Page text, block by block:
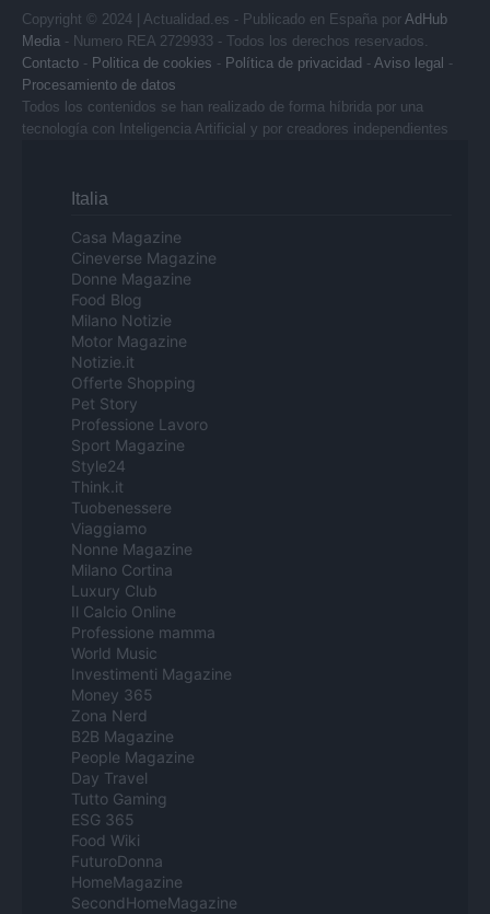
Copyright © 2024 | Actualidad.es - Publicado en España por AdHub
Media - Numero REA 2729933 - Todos los derechos reservados.
Contacto - Politica de cookies - Política de privacidad - Aviso legal -
Procesamiento de datos
Todos los contenidos se han realizado de forma híbrida por una
tecnología con Inteligencia Artificial y por creadores independientes
Italia
Casa Magazine
Cineverse Magazine
Donne Magazine
Food Blog
Milano Notizie
Motor Magazine
Notizie.it
Offerte Shopping
Pet Story
Professione Lavoro
Sport Magazine
Style24
Think.it
Tuobenessere
Viaggiamo
Nonne Magazine
Milano Cortina
Luxury Club
Il Calcio Online
Professione mamma
World Music
Investimenti Magazine
Money 365
Zona Nerd
B2B Magazine
People Magazine
Day Travel
Tutto Gaming
ESG 365
Food Wiki
FuturoDonna
HomeMagazine
SecondHomeMagazine